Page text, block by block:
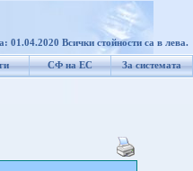
01.04.2020 Всички стойности са в лева.
СФ на ЕС За системата